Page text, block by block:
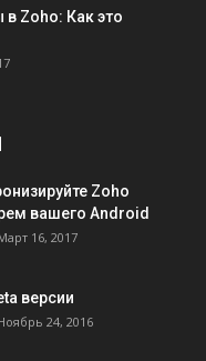
в Zoho: Как это
Zoho
вашего Android​
16, 2017
версии
24, 2016